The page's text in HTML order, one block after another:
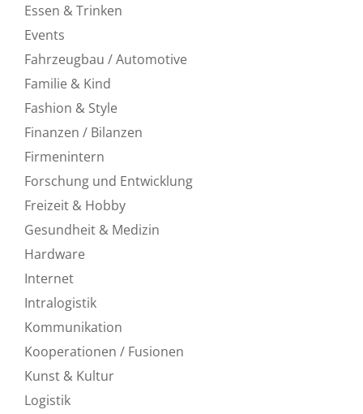
Essen & Trinken
Events
Fahrzeugbau / Automotive
Familie & Kind
Fashion & Style
Finanzen / Bilanzen
Firmenintern
Forschung und Entwicklung
Freizeit & Hobby
Gesundheit & Medizin
Hardware
Internet
Intralogistik
Kommunikation
Kooperationen / Fusionen
Kunst & Kultur
Logistik